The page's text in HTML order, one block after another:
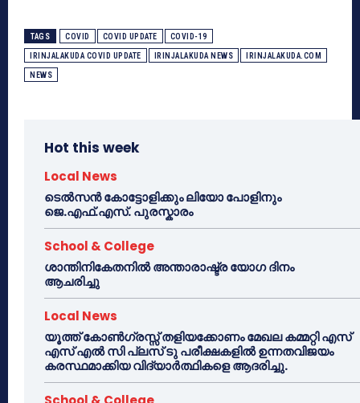
TAGS COVID COVID UPDATE COVID-19
IRINJALAKUDA COVID UPDATE IRINJALAKUDA NEWS IRINJALAKUDA.COM
NEWS
Hot this week
Local News
ടെൽസൻ കോട്ടോളിക്കും ലിയോ പോളിനും
ജെ.എഫ്.എസ്. പുരസ്കാരം
School & College
ശാന്തിനികേതനിൽ അന്താരാഷ്ട്ര യോഗ ദിനം
ആചരിച്ചു
Local News
യൂത്ത് കോൺഗ്രസ്സ് തളിയക്കോണം മേഖല കമ്മറ്റി എസ്
എസ് എൽ സി പ്ലസ് ടു പരീക്ഷകളിൽ ഉന്നതവിജയം
കരസ്ഥമാക്കിയ വിദ്യാർത്ഥികളെ ആദരിച്ചു.